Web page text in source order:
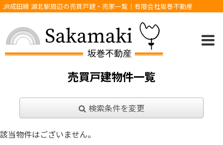
JR成田線 湖北駅周辺の売買戸建・売家一覧｜有限会社坂巻不動産
売買戸建物件一覧
検索条件を変更
該当物件はございません。